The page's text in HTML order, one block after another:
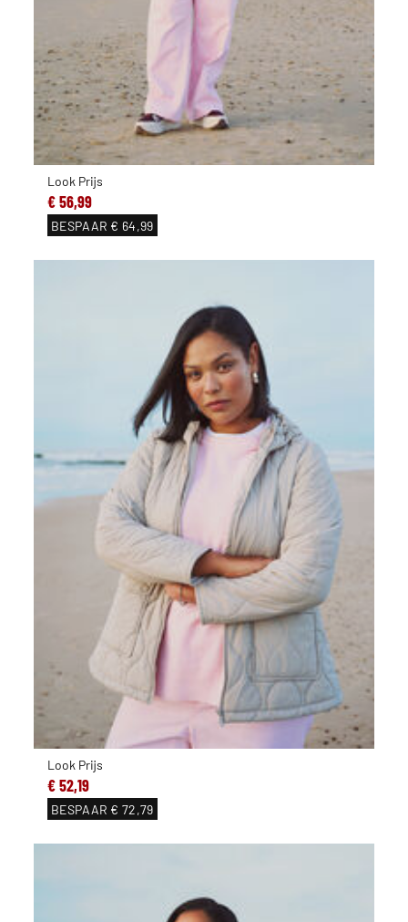
Look Prijs
€ 56,99
BESPAAR € 64,99
Look Prijs
€ 52,19
BESPAAR € 72,79